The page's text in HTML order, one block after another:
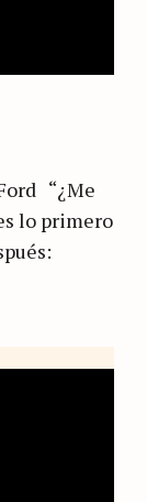
“¿Me
lo primero